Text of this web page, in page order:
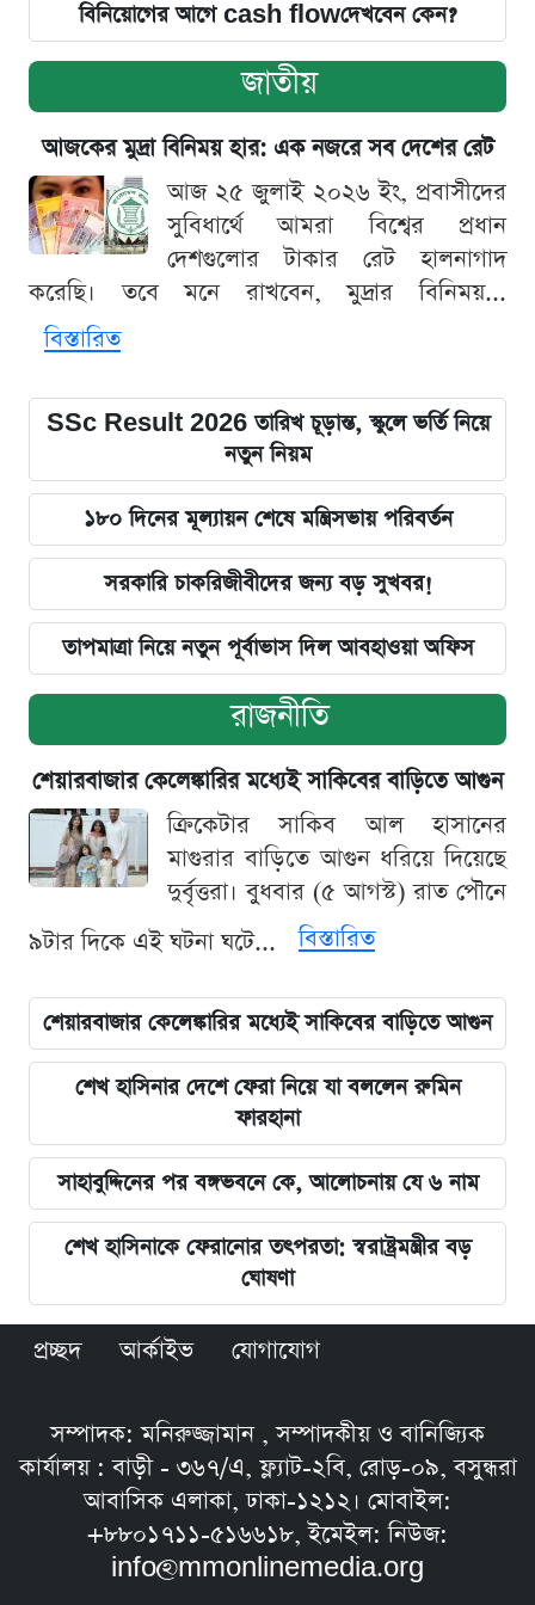
বিনিয়োগের আগে cash flowদেখবেন কেন?
জাতীয়
আজকের মুদ্রা বিনিময় হার: এক নজরে সব দেশের রেট
আজ ২৫ জুলাই ২০২৬ ইং, প্রবাসীদের
সুবিধার্থে আমরা বিশ্বের প্রধান
দেশগুলোর টাকার রেট হালনাগাদ
করেছি। তবে মনে রাখবেন, মুদ্রার বিনিময়...
বিস্তারিত
SSc Result 2026 তারিখ চূড়ান্ত, স্কুলে ভর্তি নিয়ে
নতুন নিয়ম
১৮০ দিনের মূল্যায়ন শেষে মন্ত্রিসভায় পরিবর্তন
সরকারি চাকরিজীবীদের জন্য বড় সুখবর!
তাপমাত্রা নিয়ে নতুন পূর্বাভাস দিল আবহাওয়া অফিস
রাজনীতি
শেয়ারবাজার কেলেঙ্কারির মধ্যেই সাকিবের বাড়িতে আগুন
ক্রিকেটার সাকিব আল হাসানের
মাগুরার বাড়িতে আগুন ধরিয়ে দিয়েছে
দুর্বৃত্তরা। বুধবার (৫ আগস্ট) রাত পৌনে
৯টার দিকে এই ঘটনা ঘটে...
বিস্তারিত
শেয়ারবাজার কেলেঙ্কারির মধ্যেই সাকিবের বাড়িতে আগুন
শেখ হাসিনার দেশে ফেরা নিয়ে যা বললেন রুমিন
ফারহানা
সাহাবুদ্দিনের পর বঙ্গভবনে কে, আলোচনায় যে ৬ নাম
শেখ হাসিনাকে ফেরানোর তৎপরতা: স্বরাষ্ট্রমন্ত্রীর বড়
ঘোষণা
প্রচ্ছদ আর্কাইভ যোগাযোগ
সম্পাদক: মনিরুজ্জামান , সম্পাদকীয় ও বানিজ্যিক
কার্যালয় : বাড়ী - ৩৬৭/এ, ফ্ল্যাট-২বি, রোড়-০৯, বসুন্ধরা
আবাসিক এলাকা, ঢাকা-১২১২। মোবাইল:
+৮৮০১৭১১-৫১৬৬১৮, ইমেইল: নিউজ:
info@mmonlinemedia.org